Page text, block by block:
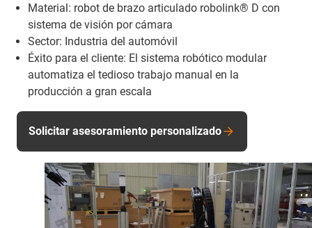
Material: robot de brazo articulado robolink® D con
sistema de visión por cámara
Sector: Industria del automóvil
Éxito para el cliente: El sistema robótico modular
automatiza el tedioso trabajo manual en la
producción a gran escala
Solicitar asesoramiento personalizado